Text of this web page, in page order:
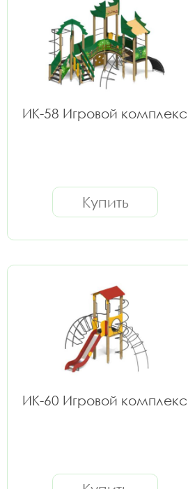
ИК-58 Игровой комплекс
Купить
ИК-60 Игровой комплекс